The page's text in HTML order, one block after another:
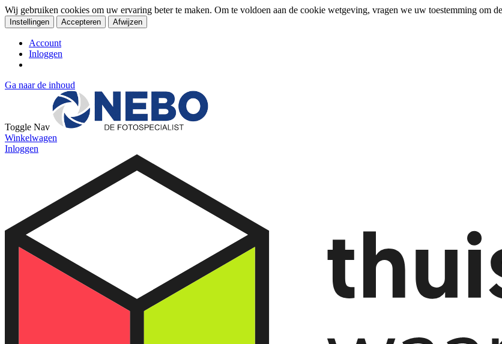
Wij gebruiken cookies om uw ervaring beter te maken. Om te voldoen aan de cookie wetgeving, vragen we uw toestemming om
Instellingen Accepteren Afwijzen
Account
Inloggen
Ga naar de inhoud
Toggle Nav
Winkelwagen
Inloggen